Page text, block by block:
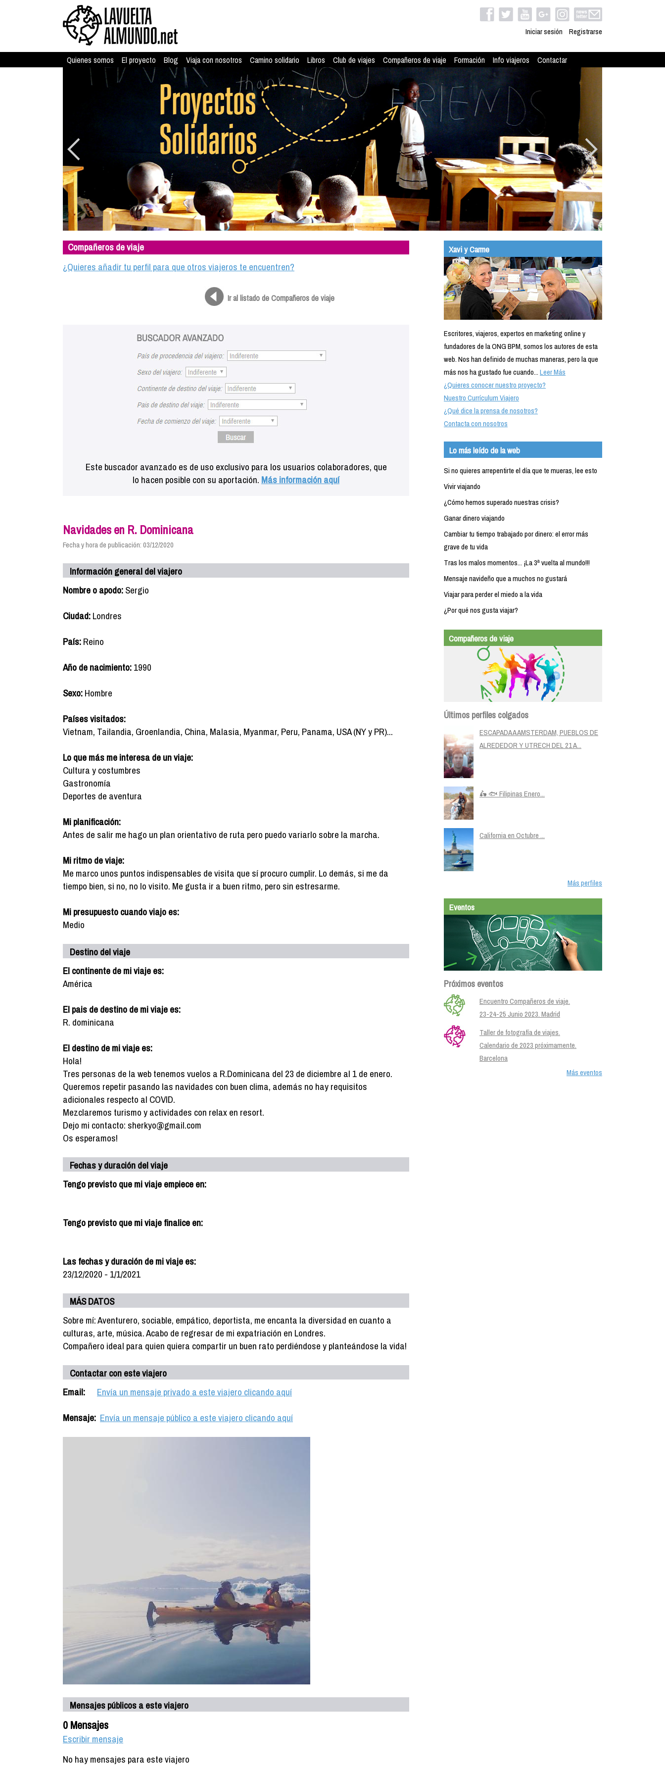
Iniciar sesión Registrarse
Quienes somos El proyecto Blog Viaja con nosotros Camino solidario Libros Club de viajes Compañeros de viaje Formación Info viajeros Contactar
Compañeros de viaje
¿Quieres añadir tu perfil para que otros viajeros te encuentren?
Ir al listado de Compañeros de viaje
Este buscador avanzado es de uso exclusivo para los usuarios colaboradores, que
lo hacen posible con su aportación. Más información aquí
Navidades en R. Dominicana
Fecha y hora de publicación: 03/12/2020
Información general del viajero
Nombre o apodo:Sergio
Ciudad:Londres
País:Reino
Año de nacimiento:1990
Sexo:Hombre
Países visitados:
Vietnam, Tailandia, Groenlandia, China, Malasia, Myanmar, Peru, Panama, USA (NY y PR)...
Lo que más me interesa de un viaje:
Cultura y costumbres
Gastronomía
Deportes de aventura
Mi planificación:
Antes de salir me hago un plan orientativo de ruta pero puedo variarlo sobre la marcha.
Mi ritmo de viaje:
Me marco unos puntos indispensables de visita que sí procuro cumplir. Lo demás, si me da
tiempo bien, si no, no lo visito. Me gusta ir a buen ritmo, pero sin estresarme.
Mi presupuesto cuando viajo es:
Medio
Destino del viaje
El continente de mi viaje es:
América
El pais de destino de mi viaje es:
R. dominicana
El destino de mi viaje es:
Hola!
Tres personas de la web tenemos vuelos a R.Dominicana del 23 de diciembre al 1 de enero.
Queremos repetir pasando las navidades con buen clima, además no hay requisitos
adicionales respecto al COVID.
Mezclaremos turismo y actividades con relax en resort.
Dejo mi contacto: sherkyo@gmail.com
Os esperamos!
Fechas y duración del viaje
Tengo previsto que mi viaje empiece en:
Tengo previsto que mi viaje finalice en:
Las fechas y duración de mi viaje es:
23/12/2020 - 1/1/2021
MÁS DATOS
Sobre mí: Aventurero, sociable, empático, deportista, me encanta la diversidad en cuanto a
culturas, arte, música. Acabo de regresar de mi expatriación en Londres.
Compañero ideal para quien quiera compartir un buen rato perdiéndose y planteándose la vida!
Contactar con este viajero
Email:
Envía un mensaje privado a este viajero clicando aquí
Mensaje: Envía un mensaje público a este viajero clicando aquí
Mensajes públicos a este viajero
0 Mensajes
Escribir mensaje
No hay mensajes para este viajero
Xavi y Carme
Escritores, viajeros, expertos en marketing online y
fundadores de la ONG BPM, somos los autores de esta
web. Nos han definido de muchas maneras, pero la que
más nos ha gustado fue cuando...Leer Más
¿Quieres conocer nuestro proyecto?
Nuestro Currículum Viajero
¿Qué dice la prensa de nosotros?
Contacta con nosotros
Lo más leído de la web
Si no quieres arrepentirte el día que te mueras, lee esto
Vivir viajando
¿Cómo hemos superado nuestras crisis?
Ganar dinero viajando
Cambiar tu tiempo trabajado por dinero: el error más
grave de tu vida
Tras los malos momentos... ¡La 3ª vuelta al mundo!!!
Mensaje navideño que a muchos no gustará
Viajar para perder el miedo a la vida
¿Por qué nos gusta viajar?
Compañeros de viaje
Últimos perfiles colgados
ESCAPADA A AMSTERDAM, PUEBLOS DE
ALREDEDOR Y UTRECH DEL 21 A...
🛵 🐟 Filipinas Enero...
California en Octubre ...
Más perfiles
Eventos
Próximos eventos
Encuentro Compañeros de viaje.
23-24-25 Junio 2023. Madrid
Taller de fotografía de viajes.
Calendario de 2023 próximamente.
Barcelona
Más eventos